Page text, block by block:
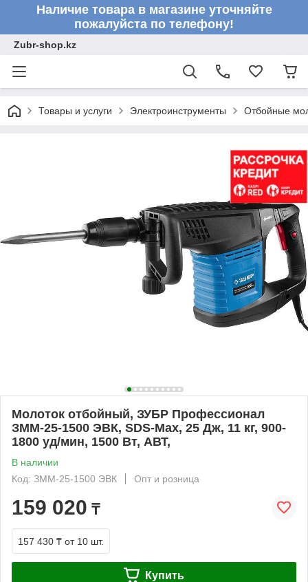
Наличие товара в магазине уточняйте
пожалуйста по телефону!
Zubr-shop.kz
Товары и услуги Электроинструменты Отбойные
Молоток отбойный, ЗУБР Профессионал
ЗММ-25-1500 ЭВК, SDS-Max, 25 Дж, 11 кг, 900-
1800 уд/мин, 1500 Вт, АВТ,
В наличии
Код: ЗММ-25-1500 ЭВК
Опт и розница
159 020 ₸
157 430 ₸ от 10 шт.
Купить